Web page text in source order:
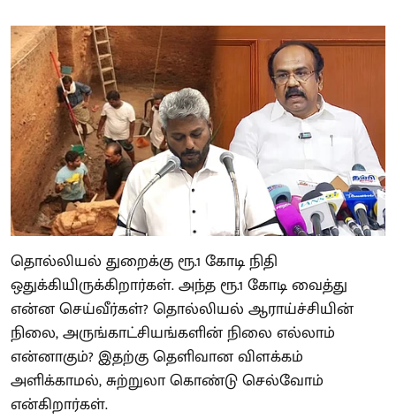
தொல்லியல் துறைக்கு ரூ.1 கோடி நிதி
ஒதுக்கியிருக்கிறார்கள். அந்த ரூ.1 கோடி வைத்து
என்ன செய்வீர்கள்? தொல்லியல் ஆராய்ச்சியின்
நிலை, அருங்காட்சியங்களின் நிலை எல்லாம்
என்னாகும்? இதற்கு தெளிவான விளக்கம்
அளிக்காமல், சுற்றுலா கொண்டு செல்வோம்
என்கிறார்கள்.